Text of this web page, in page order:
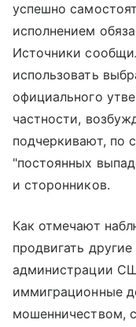
успешно
исполнением
Источники
использовать
официального
частности,
подчеркивают, по
"постоянных
и сторонников.
Как отмечают
продвигать
администрации
иммиграционные
мошенничеством,